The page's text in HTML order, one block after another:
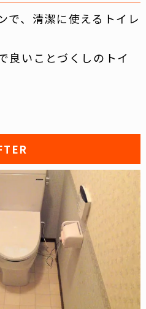
で、清潔に使えるトイレ
良いことづくしのトイ